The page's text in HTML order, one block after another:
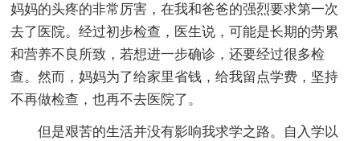
妈妈的头疼的非常厉害，在我和爸爸的强烈要求第一次
去了医院。经过初步检查，医生说，可能是长期的劳累
和营养不良所致，若想进一步确诊，还要经过很多检
查。然而，妈妈为了给家里省钱，给我留点学费，坚持
不再做检查，也再不去医院了。
但是艰苦的生活并没有影响我求学之路。自入学以